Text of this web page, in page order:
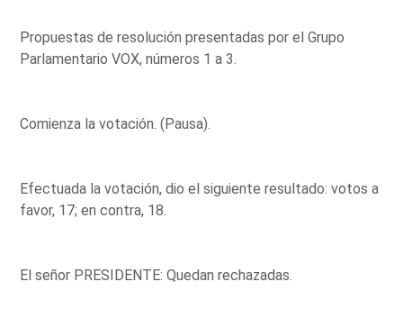
Propuestas de resolución presentadas por el Grupo
Parlamentario VOX, números 1 a 3.
Comienza la votación. (Pausa).
Efectuada la votación, dio el siguiente resultado: votos a
favor, 17; en contra, 18.
El señor PRESIDENTE: Quedan rechazadas.